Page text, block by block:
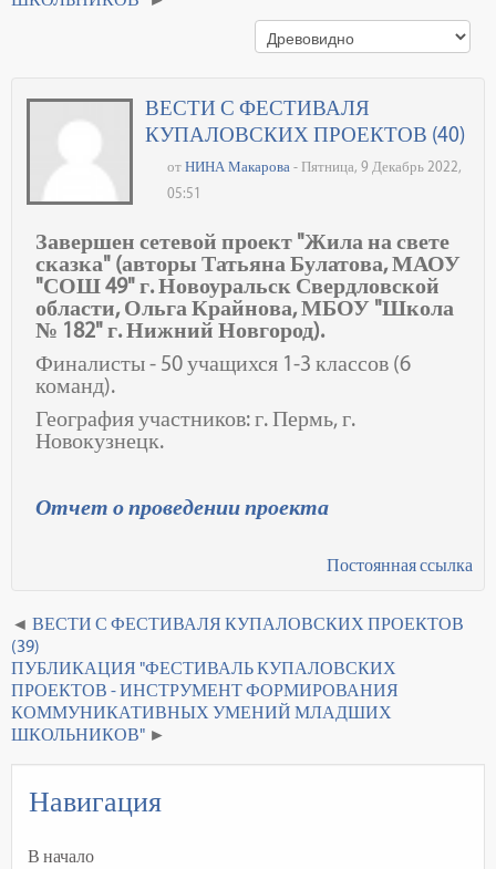
ВЕСТИ С ФЕСТИВАЛЯ
КУПАЛОВСКИХ ПРОЕКТОВ (40)
от НИНА Макарова - Пятница, 9 Декабрь 2022,
05:51
Завершен сетевой проект "Жила на свете
сказка" (авторы Татьяна Булатова, МАОУ
"СОШ 49" г. Новоуральск Свердловской
области, Ольга Крайнова, МБОУ "Школа
№ 182" г. Нижний Новгород).
Финалисты - 50 учащихся 1-3 классов (6
команд).
География участников: г. Пермь, г.
Новокузнецк.
Отчет о проведении проекта
Постоянная ссылка
ВЕСТИ С ФЕСТИВАЛЯ КУПАЛОВСКИХ ПРОЕКТОВ
(39)
ПУБЛИКАЦИЯ "ФЕСТИВАЛЬ КУПАЛОВСКИХ
ПРОЕКТОВ - ИНСТРУМЕНТ ФОРМИРОВАНИЯ
КОММУНИКАТИВНЫХ УМЕНИЙ МЛАДШИХ
ШКОЛЬНИКОВ"
Навигация
В начало